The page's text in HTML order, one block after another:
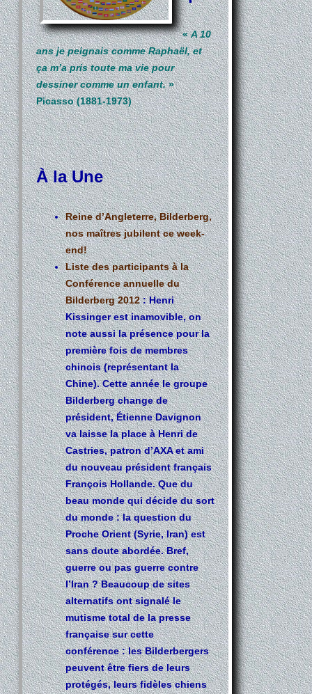
«A 10
ans je peignais comme Raphaël, et
ça m’a pris toute ma vie pour
dessiner comme un enfant.»
Picasso (1881-1973)
À la Une
Reine d’Angleterre, Bilderberg,
nos maîtres jubilent ce week-
end!
Liste des participants à la
Conférence annuelle du
Bilderberg 2012: Henri
Kissinger est inamovible, on
note aussi la présence pour la
première fois de membres
chinois (représentant la
Chine). Cette année le groupe
Bilderberg change de
président, Étienne Davignon
va laisse la place à Henri de
Castries, patron d’AXA et ami
du nouveau président français
François Hollande. Que du
beau monde qui décide du sort
du monde : la question du
Proche Orient (Syrie, Iran) est
sans doute abordée. Bref,
guerre ou pas guerre contre
l’Iran ? Beaucoup de sites
alternatifs ont signalé le
mutisme total de la presse
française sur cette
conférence : les Bilderbergers
peuvent être fiers de leurs
protégés, leurs fidèles chiens